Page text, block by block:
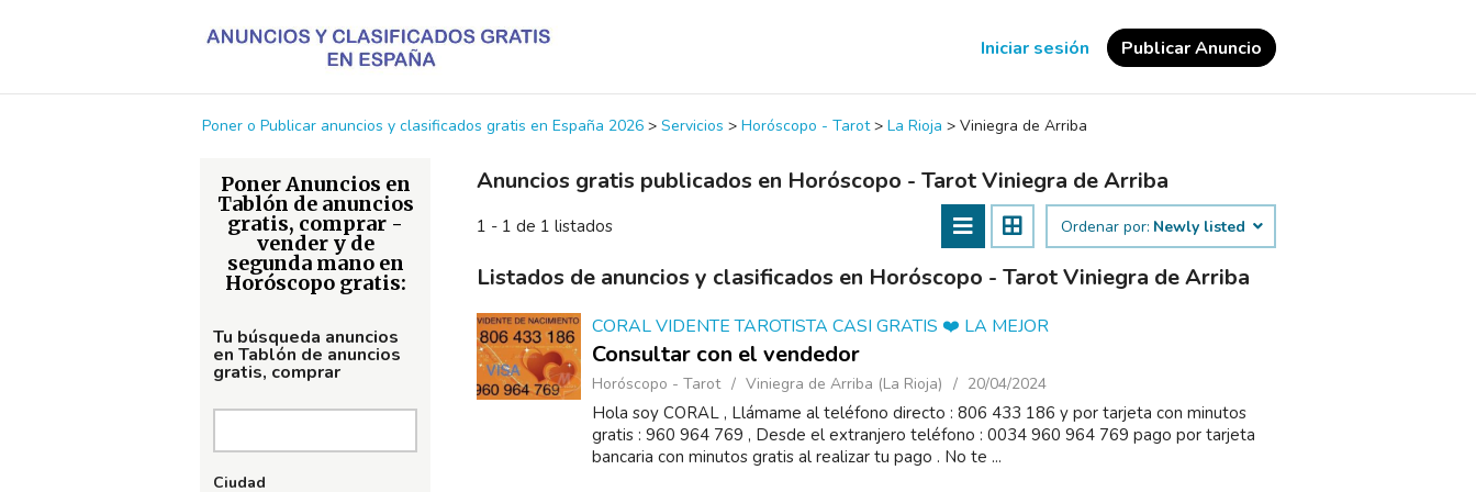
Iniciar sesión Publicar Anuncio
Poner o Publicar anuncios y clasificados gratis en España 2026 > Servicios > Horóscopo - Tarot > La Rioja > Viniegra de Arriba
Poner Anuncios en
Tablón de anuncios
gratis, comprar -
vender y de
segunda mano en
Horóscopo gratis:
Tu búsqueda anuncios
en Tablón de anuncios
gratis, comprar
Ciudad
Anuncios gratis publicados en Horóscopo - Tarot Viniegra de Arriba
1 - 1 de 1 listados Ordenar por: Newly listed
Listados de anuncios y clasificados en Horóscopo - Tarot Viniegra de Arriba
CORAL VIDENTE TAROTISTA CASI GRATIS ❤️ LA MEJOR
Consultar con el vendedor
Horóscopo - Tarot Viniegra de Arriba (La Rioja) 20/04/2024
Hola soy CORAL , Llámame al teléfono directo : 806 433 186 y por tarjeta con minutos
gratis : 960 964 769 , Desde el extranjero teléfono : 0034 960 964 769 pago por tarjeta
bancaria con minutos gratis al realizar tu pago . No te ...